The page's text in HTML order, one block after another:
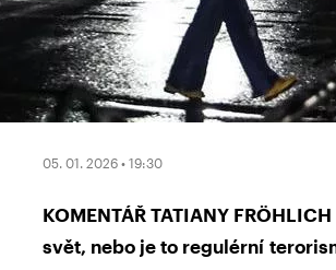
05. 01. 2026 • 19:30
KOMENTÁŘ TATIANY
svět, nebo je to regulérní